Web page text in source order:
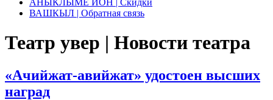
АНЫКЛЫМЕ ЙӦН | Скидки
ВАШКЫЛ | Обратная связь
Театр увер | Новости театра
«Ачийжат-авийжат» удостоен высших
наград